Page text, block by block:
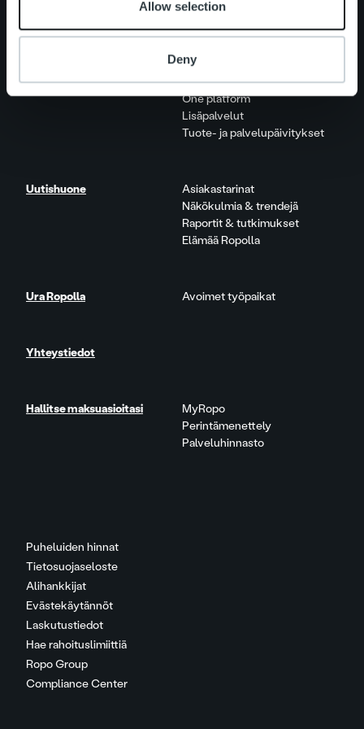
Allow selection
Deny
Puheluiden hinnat
Tietosuojaseloste
Alihankkijat
Evästekäytännöt
Laskutustiedot
Hae rahoituslimiittiä
Ropo Group
Compliance Center
Vastuullisuus
Laskutusratkaisu
Palveluosa-alueet
One platform
Lisäpalvelut
Tuote- ja palvelupäivitykset
Uutishuone
Asiakastarinat
Näkökulmia & trendejä
Raportit & tutkimukset
Elämää Ropolla
Ura Ropolla Avoimet työpaikat
Yhteystiedot
Hallitse maksuasioitasi
MyRopo
Perintämenettely
Palveluhinnasto